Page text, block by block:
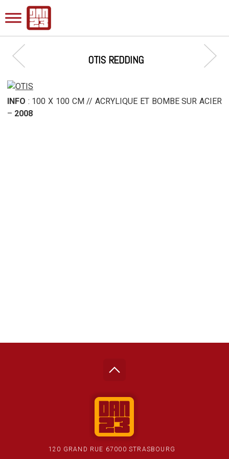
OTIS REDDING
INFO : 100 X 100 CM // ACRYLIQUE ET BOMBE SUR ACIER
– 2008
120 GRAND RUE 67000 STRASBOURG